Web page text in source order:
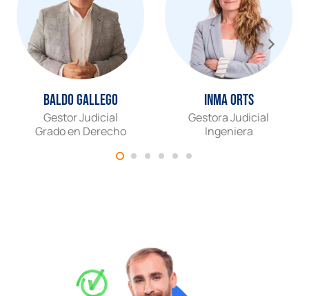
Baldo Gallego
Gestor Judicial
Grado en Derecho
Inma Orts
Gestora Judicial
Ingeniera